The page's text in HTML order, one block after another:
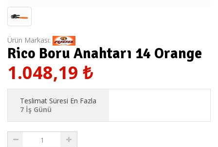
Ürün Markası:
Rico Boru Anahtarı 14 Orange
1.048,19 ₺
Teslimat Süresi En Fazla
7 İş Günü